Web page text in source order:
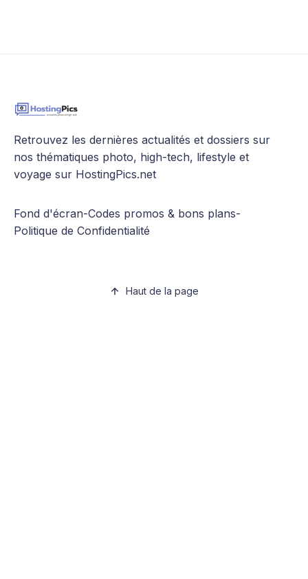
Retrouvez les dernières actualités et dossiers sur
nos thématiques photo, high-tech, lifestyle et
voyage sur HostingPics.net
Fond d'écran-Codes promos & bons plans-
Politique de Confidentialité
Haut de la page